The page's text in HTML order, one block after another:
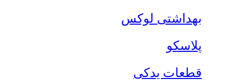
بهداشتی لوکس
پلاسکو
قطعات یدکی